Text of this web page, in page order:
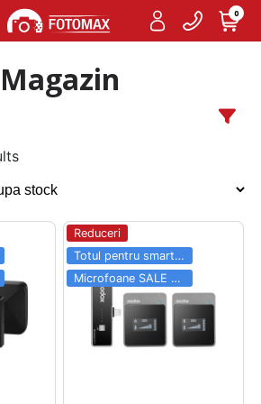
0
Magazin
Reduceri
Totul pentru smartphone SALE 03.06 - 31.08
Microfoane SALE 03.06 - 31.08